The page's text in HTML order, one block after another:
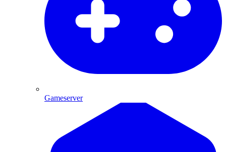
Gameserver